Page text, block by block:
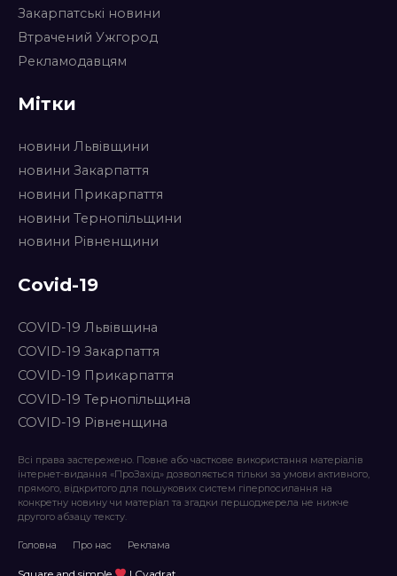
Закарпатські новини
Втрачений Ужгород
Рекламодавцям
Мітки
новини Львівщини
новини Закарпаття
новини Прикарпаття
новини Тернопільщини
новини Рівненщини
Covid-19
COVID-19 Львівщина
COVID-19 Закарпаття
COVID-19 Прикарпаття
COVID-19 Тернопільщина
COVID-19 Рівненщина
Всі права застережено. Повне або часткове використання матеріалів
інтернет-видання «ПроЗахід» дозволяється тільки за умови активного,
прямого, відкритого для пошукових систем гіперпосилання на
конкретну новину чи матеріал та згадки першоджерела не нижче
другого абзацу тексту.
Головна Про нас Реклама